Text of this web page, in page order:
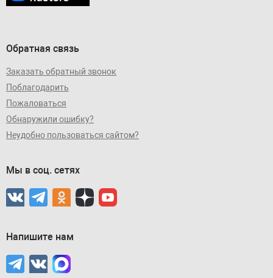
Обратная связь
Заказать обратный звонок
Поблагодарить
Пожаловаться
Обнаружили ошибку?
Неудобно пользоваться сайтом?
Мы в соц. сетях
Напишите нам